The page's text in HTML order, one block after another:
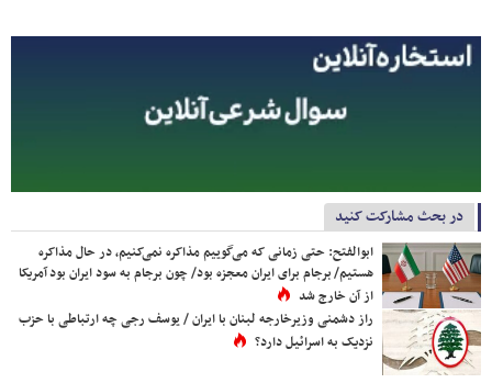
در بحث مشارکت کنید
ابوالفتح: حتی زمانی که می‌گوییم مذاکره نمی‌کنیم، در حال مذاکره
هستیم/ برجام برای ایران معجزه بود/ چون برجام به سود ایران بود آمریکا
از آن خارج شد
راز دشمنی وزیرخارجه لبنان با ایران / یوسف رجی چه ارتباطی با حزب
نزدیک به اسرائیل دارد؟